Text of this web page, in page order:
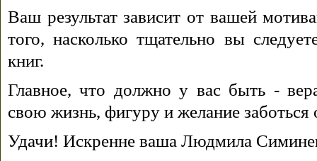
Ваш результат зависит от вашей
того, насколько тщательно вы
книг.
Главное, что должно у вас быть -
свою жизнь, фигуру и желание заботься
Удачи! Искренне ваша Людмила